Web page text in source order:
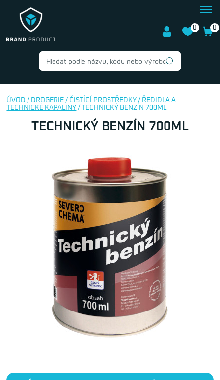
0 0
ÚVOD / DROGERIE / ČISTÍCÍ PROSTŘEDKY / ŘEDIDLA A
TECHNICKÉ KAPALINY / TECHNICKÝ BENZÍN 700ML
TECHNICKÝ BENZÍN 700ML